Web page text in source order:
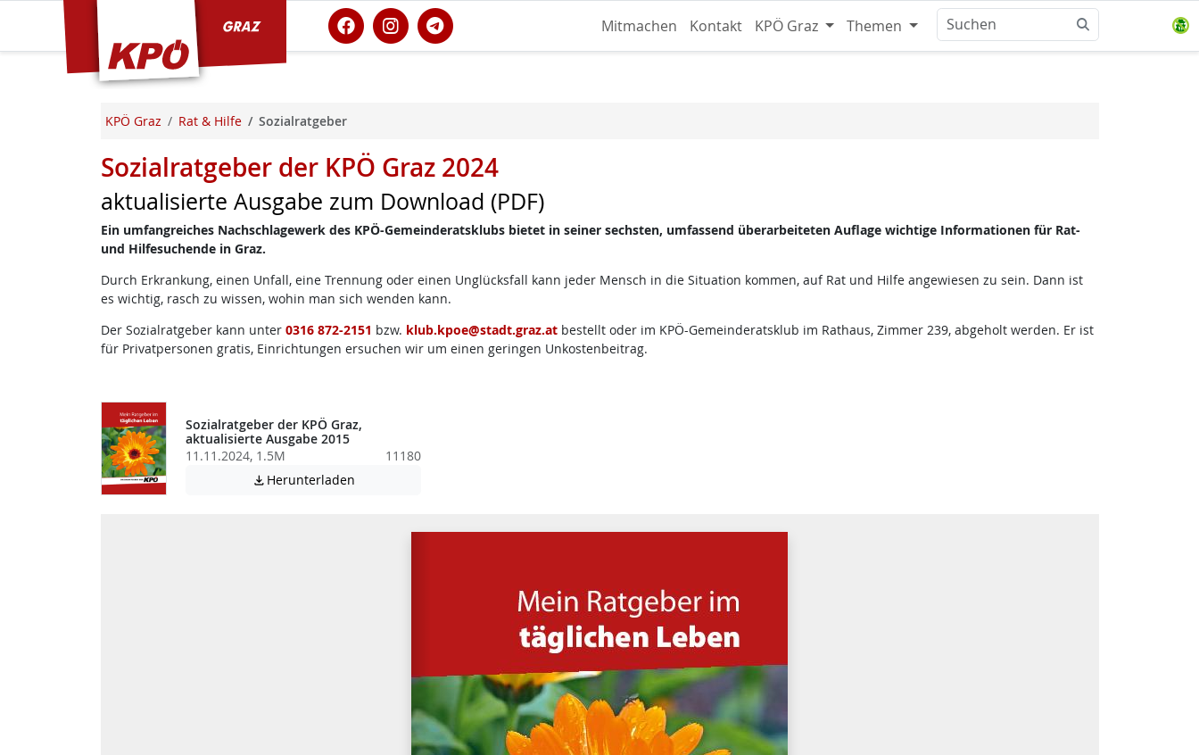
Mitmachen Kontakt KPÖ Graz Themen
KPÖ Graz Rat & Hilfe Sozialratgeber
Sozialratgeber der KPÖ Graz 2024
aktualisierte Ausgabe zum Download (PDF)
Ein umfangreiches Nachschlagewerk des KPÖ-Gemeinderatsklubs bietet in seiner sechsten, umfassend überarbeiteten Auflage wichtige Informationen für Rat-
und Hilfesuchende in Graz.
Durch Erkrankung, einen Unfall, eine Trennung oder einen Unglücksfall kann jeder Mensch in die Situation kommen, auf Rat und Hilfe angewiesen zu sein. Dann ist
es wichtig, rasch zu wissen, wohin man sich wenden kann.
Der Sozialratgeber kann unter 0316 872-2151 bzw. klub.kpoe@stadt.graz.atbestellt oder im KPÖ-Gemeinderatsklub im Rathaus, Zimmer 239, abgeholt werden. Er ist
für Privatpersonen gratis, Einrichtungen ersuchen wir um einen geringen Unkostenbeitrag.
Sozialratgeber der KPÖ Graz,
aktualisierte Ausgabe 2015
11.11.2024, 1.5M
11180
 HerunterladenAchtung: Diese Datei enthält unter Umständen nicht barrierefreie Inhalte!